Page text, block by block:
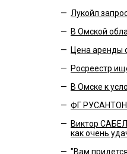
— Лукойл
— В Омской
— Цена аренды
— Росреестр
— В Омске к
— ФГ РУСАНТОН
— Виктор
как очень
— "Вам